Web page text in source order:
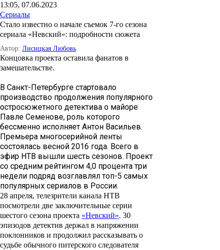
13:05, 07.06.2023
Сериалы
Стало известно о начале съемок 7-го сезона
сериала «Невский»: подробности сюжета
Автор: Лисицкая Любовь
Концовка проекта оставила фанатов в
замешательстве.
В Санкт-Петербурге стартовало
производство продолжения популярного
остросюжетного детектива о майоре
Павле Семенове, роль которого
бессменно исполняет Антон Васильев.
Премьера многосерийной ленты
состоялась весной 2016 года. Всего в
эфир НТВ вышли шесть сезонов. Проект
со средним рейтингом 4,0 процента три
недели подряд возглавлял топ-5 самых
популярных сериалов в России.
28 апреля, телезрители канала НТВ
посмотрели две заключительные серии
шестого сезона проекта «Невский». 30
эпизодов детектив держал в напряжении
поклонников и продолжил рассказывать о
судьбе обычного питерского следователя